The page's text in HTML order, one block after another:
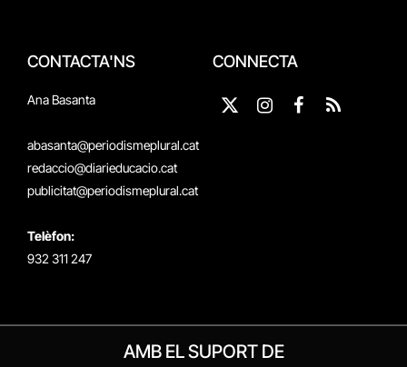
CONTACTA'NS
Ana Basanta
abasanta@periodismeplural.cat
redaccio@diarieducacio.cat
publicitat@periodismeplural.cat
Telèfon:
932 311 247
CONNECTA
X
Instagram
Facebook
RSS
AMB EL SUPORT DE